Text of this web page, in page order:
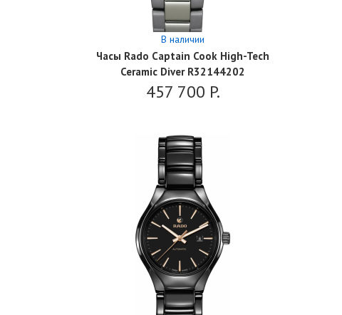
В наличии
Часы Rado Captain Cook High-Tech
Ceramic Diver R32144202
457 700 P.